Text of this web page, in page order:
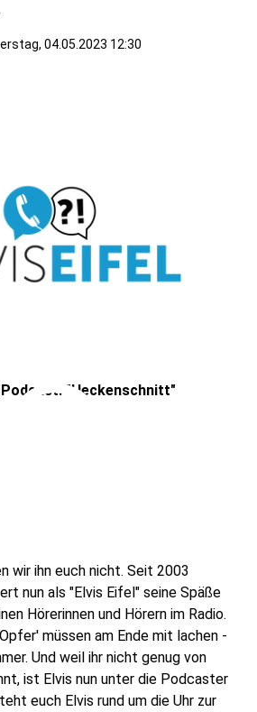
04.05.2023 12:30
play_circle
Podcast: "Heckenschnitt"
wir ihn euch nicht. Seit 2003
nun als "Elvis Eifel" seine Späße
Hörerinnen und Hörern im Radio.
müssen am Ende mit lachen -
Und weil ihr nicht genug von
ist Elvis nun unter die Podcaster
euch Elvis rund um die Uhr zur